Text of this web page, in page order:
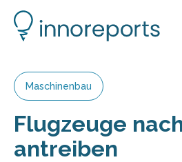
Maschinenbau
Flugzeuge
antreiben